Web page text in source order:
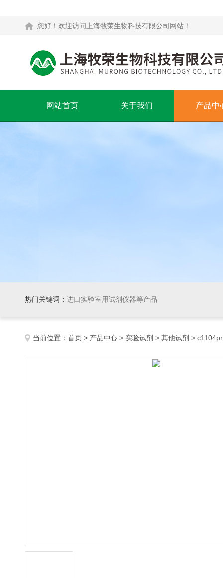
您好！欢迎访问上海牧荣生物科技有限公司网站！
网站首页 关于我们 产品中
热门关键词： 进口实验室用试剂仪器等产品
当前位置： 首页 > 产品中心 > 实验试剂 > 其他试剂 >